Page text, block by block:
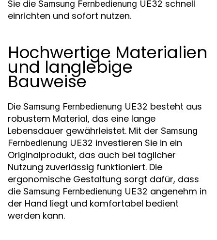
Sie die Samsung Fernbedienung UE32 schnell
einrichten und sofort nutzen.
Hochwertige Materialien
und langlebige
Bauweise
Die Samsung Fernbedienung UE32 besteht aus
robustem Material, das eine lange
Lebensdauer gewährleistet. Mit der Samsung
Fernbedienung UE32 investieren Sie in ein
Originalprodukt, das auch bei täglicher
Nutzung zuverlässig funktioniert. Die
ergonomische Gestaltung sorgt dafür, dass
die Samsung Fernbedienung UE32 angenehm in
der Hand liegt und komfortabel bedient
werden kann.